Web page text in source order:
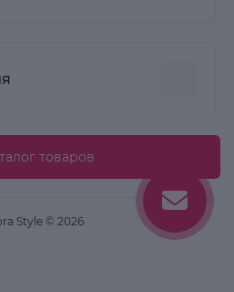
товаров
Style © 2026